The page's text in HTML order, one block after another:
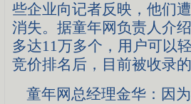
些企业向记者反映，他们
消失。据童年网负责人介
多达11万多个，用户可以
竞价排名后，目前被收录
童年网总经理金华：因